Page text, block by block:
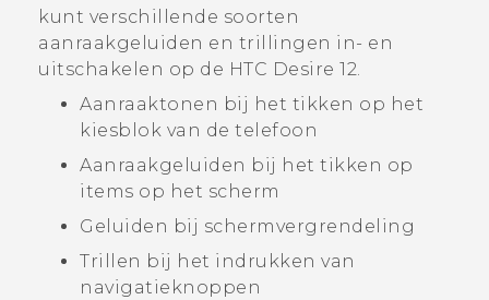
HTC-apparaten & -accessoires
VIVERSE
Aanmelden
kunt verschillende soorten
aanraakgeluiden en trillingen in- en
uitschakelen op de HTC Desire 12.
Aanraaktonen bij het tikken op het
kiesblok van de telefoon
Aanraakgeluiden bij het tikken op
items op het scherm
Geluiden bij schermvergrendeling
Trillen bij het indrukken van
navigatieknoppen